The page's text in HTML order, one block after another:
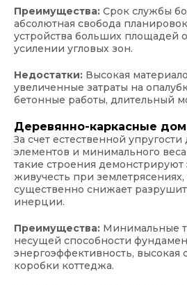
Преимущества: Срок службы
абсолютная свобода
устройства больших площадей
усилении угловых зон.
Недостатки: Высокая
увеличенные затраты на
бетонные работы, длительный
Деревянно-каркасные
За счет естественной
элементов и минимального
такие строения демонстрируют
живучесть при землетрясениях,
существенно снижает
инерции.
Преимущества: Минимальные
несущей способности
энергоэффективность, высокая
коробки коттеджа.